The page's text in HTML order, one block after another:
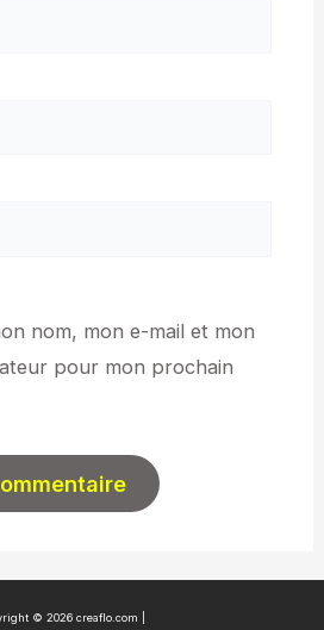
nom, mon e-mail et mon
pour mon prochain
© 2026 creaflo.com |